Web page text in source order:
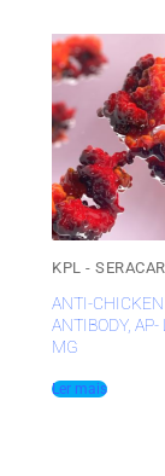
KPL -
ANTI-
ANTIBODY, AP-
MG
Ler mais